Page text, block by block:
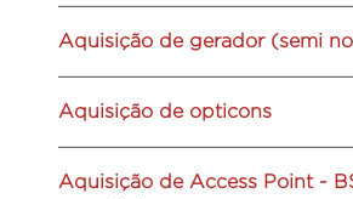
Aquisição de gerador (semi
Aquisição de opticons
Aquisição de Access Point -